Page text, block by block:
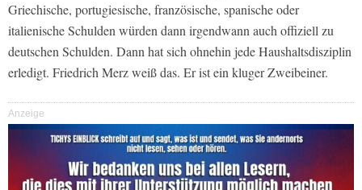
Griechische, portugiesische, französische, spanische oder
italienische Schulden würden dann irgendwann auch offiziell zu
deutschen Schulden. Dann hat sich ohnehin jede Haushaltsdisziplin
erledigt. Friedrich Merz weiß das. Er ist ein kluger Zweibeiner.
Anzeige